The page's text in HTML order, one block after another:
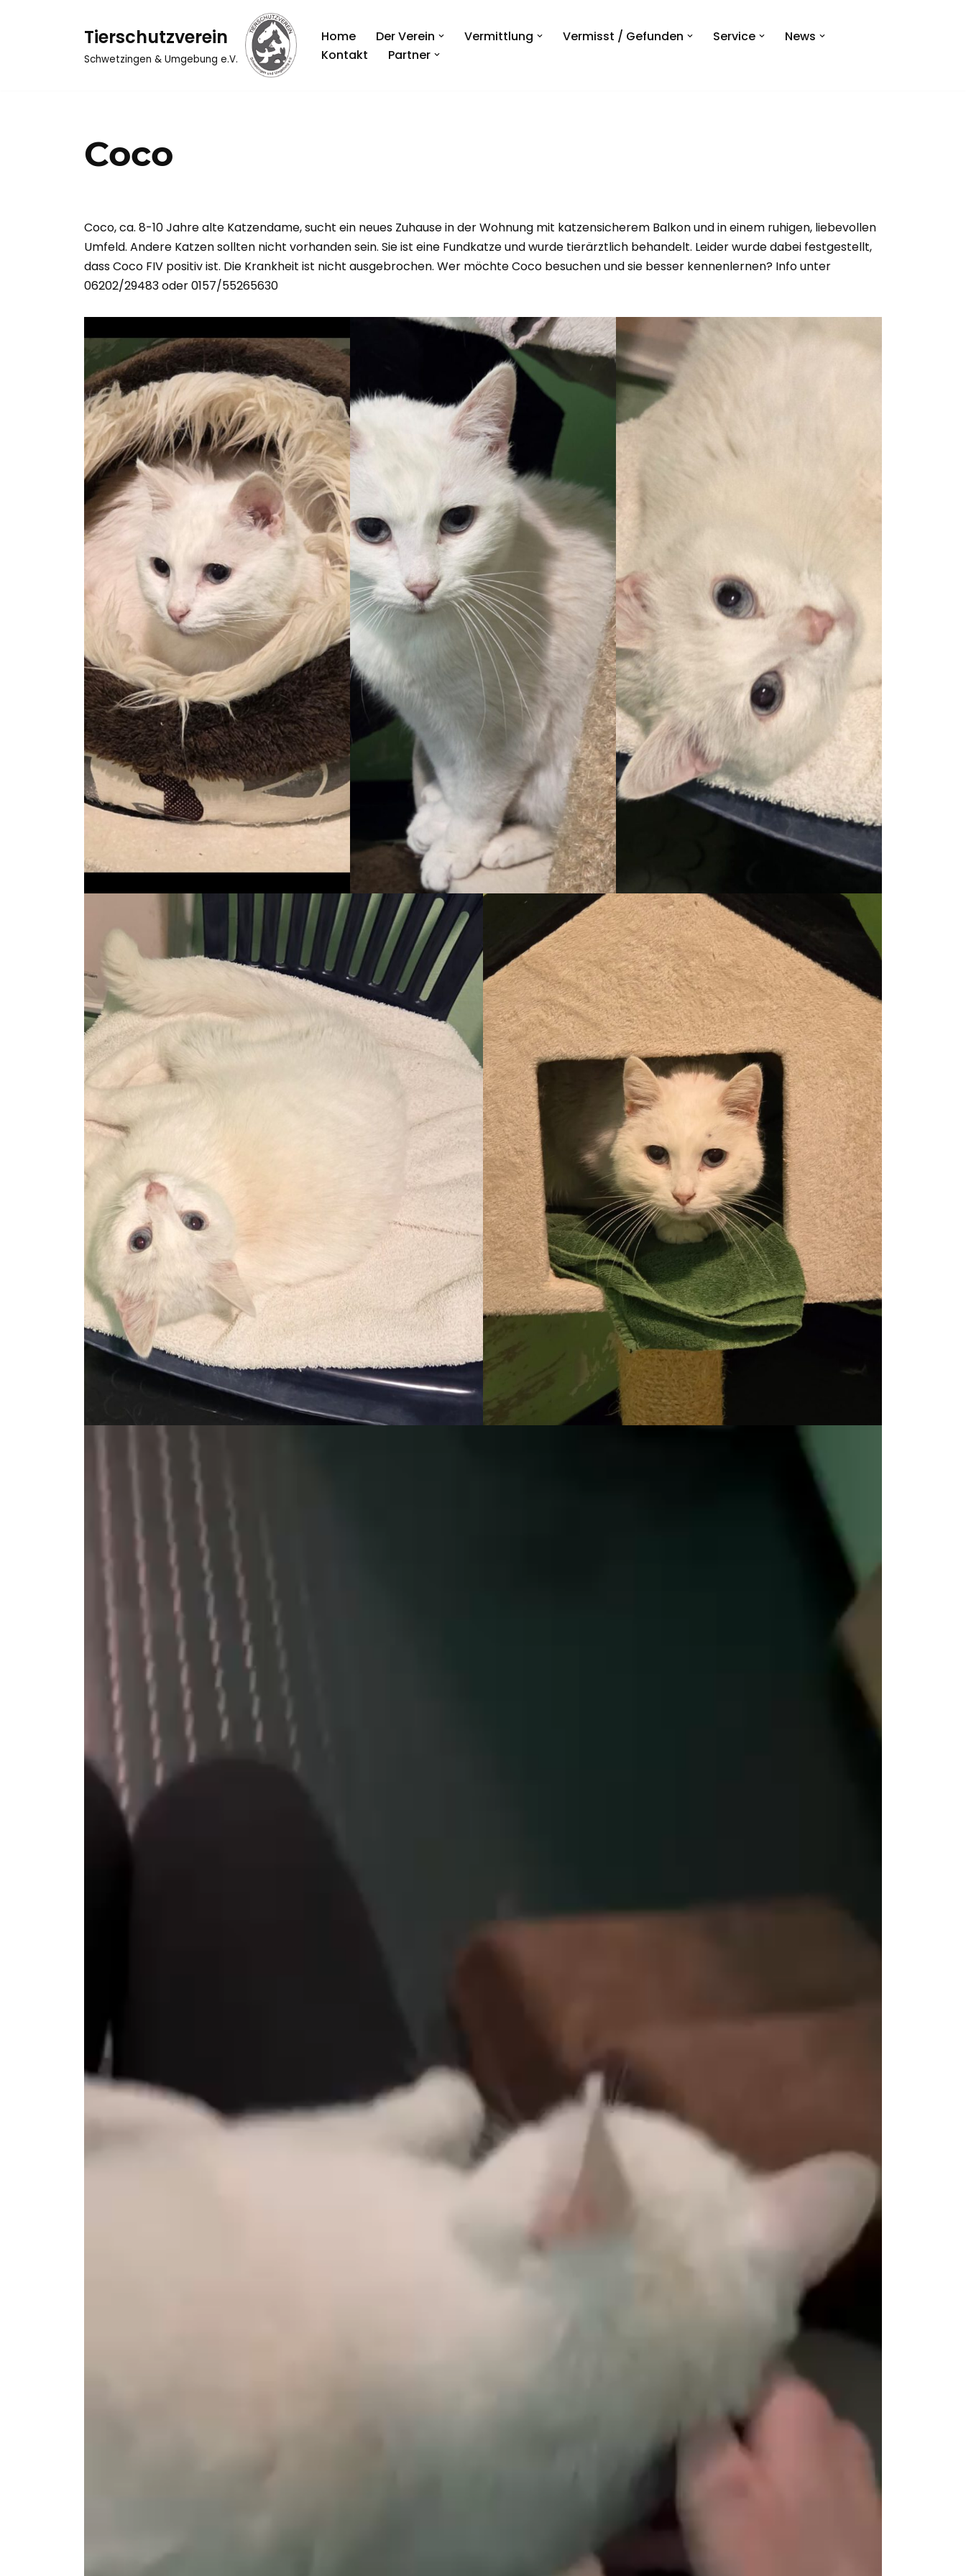
Tierschutzverein
Schwetzingen & Umgebung e.V.
Home Der Verein Vermittlung Vermisst / Gefunden Service
News
Kontakt
Partner
Coco
Coco, ca. 8-10 Jahre alte Katzendame, sucht ein neues Zuhause in der Wohnung mit katzensicherem Balkon und in einem ruhigen, liebevollen
Umfeld. Andere Katzen sollten nicht vorhanden sein. Sie ist eine Fundkatze und wurde tierärztlich behandelt. Leider wurde dabei festgestellt,
dass Coco FIV positiv ist. Die Krankheit ist nicht ausgebrochen. Wer möchte Coco besuchen und sie besser kennenlernen? Info unter
06202/29483 oder 0157/55265630